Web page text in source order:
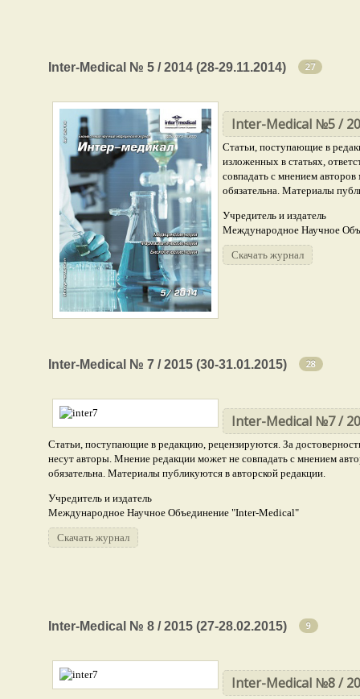
Медицинские науки 12
Фармацевтические науки 1
Inter-Medical № 5 / 2014 (28-29.11.2014) 27
Inter-Medical №5 /
Статьи, поступающие в
изложенных в статьях,
совпадать с мнением
обязательна. Материалы
Учредитель и издатель
Международное Научное
Скачать журнал
Медицинские науки 15
Биологические науки
Inter-Medical № 7 / 2015 (30-31.01.2015) 28
Inter-Medical №7 /
Статьи, поступающие в редакцию, рецензируются. За
несут авторы. Мнение редакции может не совпадать с мнением
обязательна. Материалы публикуются в авторской редакции.
Учредитель и издатель
Международное Научное Объединение "Inter-Medical"
Скачать журнал
Медицинские науки 16
Фармацевтические науки 3
Inter-Medical № 8 / 2015 (27-28.02.2015) 9
Inter-Medical №8 /